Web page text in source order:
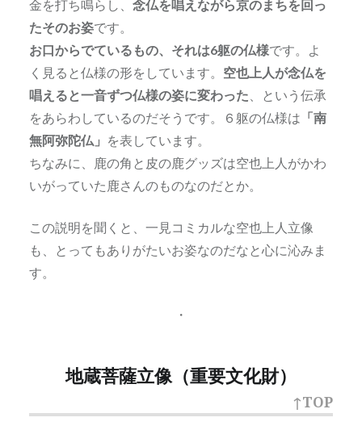
金を打ち鳴らし、 念仏を唱えながら京のまちを回っ
たそのお姿です。
お口からでているもの、それは6躯の仏様です。よ
く見ると仏様の形をしています。 空也上人が念仏を
唱えると一音ずつ仏様の姿に変わった 、という伝承
をあらわしているのだそうです。６躯の仏様は 「南
無阿弥陀仏」 を表しています。
ちなみに、鹿の角と皮の鹿グッズは空也上人がかわ
いがっていた鹿さんのものなのだとか。
この説明を聞くと、一見コミカルな空也上人立像
も、とってもありがたいお姿なのだなと心に沁みま
す。
・
地蔵菩薩立像（重要文化財）
↑TOP